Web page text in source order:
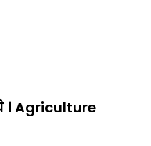
। Agriculture